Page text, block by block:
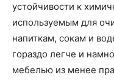
устойчивости к
используемым для
напиткам, сокам и
гораздо легче и
мебелью из менее